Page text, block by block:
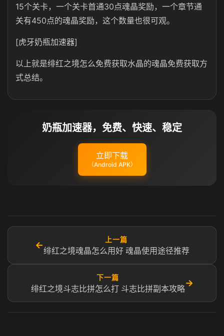
15个关卡，一个关卡首通30点魂晶奖励，一个章节通
关有450点的魂晶奖励，这个数量也很可观。
[虎牙奶瓶加速器]
以上就是绯红之境怎么免费获取水晶的魂晶免费获取方
式总结。
奶瓶加速器，免费、快速、稳定
立即下载
（Android APK）
←
上一篇
绯红之境魂晶怎么用好 魂晶使用途径推荐
下一篇
绯红之境斗志比拼怎么打 斗志比拼副本攻略
→